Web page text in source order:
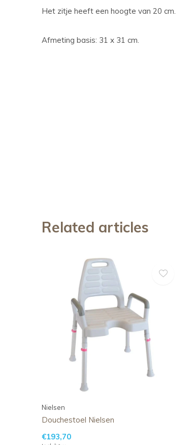
Het zitje heeft een hoogte van 20 cm.
Afmeting basis: 31 x 31 cm.
Related articles
Nielsen
Douchestoel Nielsen
€193,70